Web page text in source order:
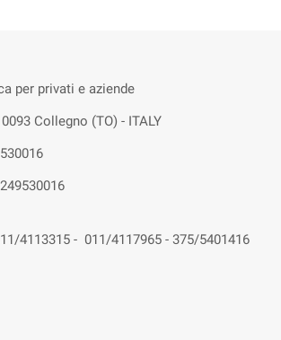
per privati e aziende
Collegno (TO) - ITALY
4113315 - 011/4117965 - 375/5401416